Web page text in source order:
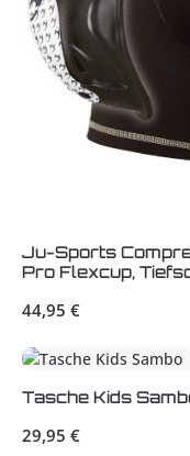
Ju-Sports
Pro Flexcup,
Regulärer Preis:
44,95 €
Tasche Kids
Regulärer Preis:
29,95 €